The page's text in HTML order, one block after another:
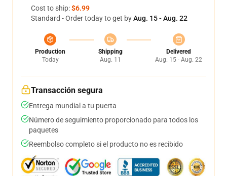
Cost to ship:$6.99
Standard - Order today to get byAug. 15 - Aug. 22
Production
Today
Shipping
Aug. 11
Delivered
Aug. 15 - Aug. 22
Transacción segura
Entrega mundial a tu puerta
Número de seguimiento proporcionado para todos los
paquetes
Reembolso completo si el producto no es recibido